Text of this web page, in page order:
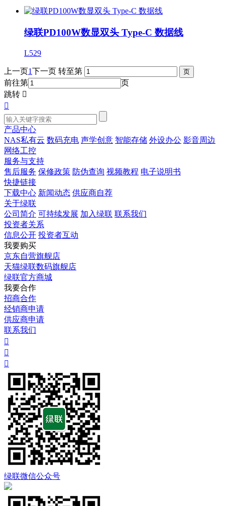
绿联PD100W数显双头 Type-C 数据线
L529
上一页1下一页 转至第
前往第
页
跳转 

产品中心
NAS私有云 数码充电 声学创意 智能存储 外设办公 影音周边
网络工控
服务与支持
售后服务 保修政策 防伪查询 视频教程 电子说明书
快捷链接
下载中心 新闻动态 供应商自荐
关于绿联
公司简介 可持续发展 加入绿联 联系我们
投资者关系
信息公开 投资者互动
我要购买
京东自营旗舰店
天猫绿联数码旗舰店
绿联官方商城
我要合作
招商合作
经销商申请
供应商申请
联系我们



绿联微信公众号